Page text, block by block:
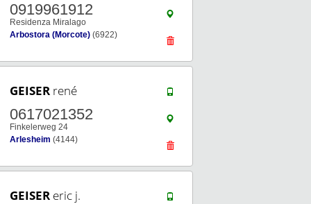
0919961912
Residenza Miralago
Arbostora (Morcote) (6922)
GEISER rené
0617021352
Finkelerweg 24
Arlesheim (4144)
GEISER eric j.